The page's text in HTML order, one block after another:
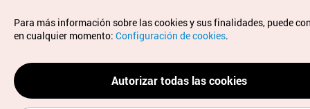
Copyrights © Organización de Turismo de Corea. Todos los
derechos reservados.
Para informes de errores y cuestiones relacionadas con el
sitio web, dirija sus consultas al correoelectrónico oficial:
spanish@knto.or.kr
Para más información sobre las cookies y sus finalidades, puede
en cualquier momento: Configuración de cookies.
Autorizar todas las cookies